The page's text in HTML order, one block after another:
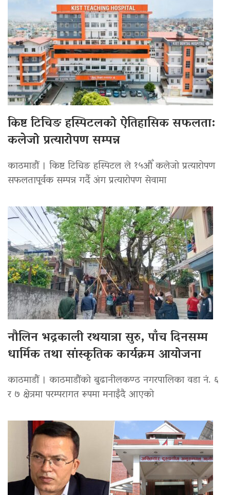
किष्ट टिचिङ हस्पिटलको ऐतिहासिक सफलता:
कलेजो प्रत्यारोपण सम्पन्न
काठमाडौं । किष्ट टिचिङ हस्पिटल ले १५औँ कलेजो प्रत्यारोपण
सफलतापूर्वक सम्पन्न गर्दै अंग प्रत्यारोपण सेवामा
नौलिन भद्रकाली रथयात्रा सुरु, पाँच दिनसम्म
धार्मिक तथा सांस्कृतिक कार्यक्रम आयोजना
काठमाडौं । काठमाडौंको बुढानीलकण्ठ नगरपालिका वडा नं. ६
र ७ क्षेत्रमा परम्परागत रूपमा मनाइँदै आएको